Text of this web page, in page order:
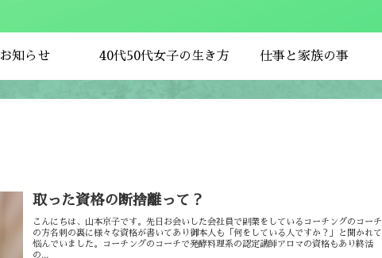
お知らせ 40代50代女子の生き方 仕事と家族の事
取った資格の断捨離って？
こんにちは、山本京子です。先日お会いした会社員で副業をしているコーチングのコーチ
の方名刺の裏に様々な資格が書いてあり御本人も「何をしている人ですか？」と聞かれて
悩んでいました。コーチングのコーチで発酵料理系の認定講師アロマの資格もあり終活
の...